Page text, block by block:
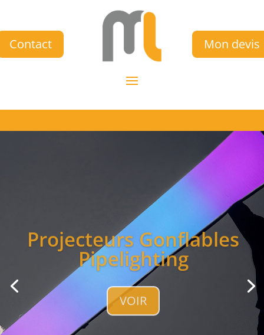
Contact Mon devis
Projecteurs Gonflables
Pipelighting
VOIR